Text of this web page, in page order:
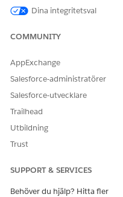
Dina integritetsval
COMMUNITY
AppExchange
Salesforce-administratörer
Salesforce-utvecklare
Trailhead
Utbildning
Trust
SUPPORT & SERVICES
Behöver du hjälp? Hitta fler